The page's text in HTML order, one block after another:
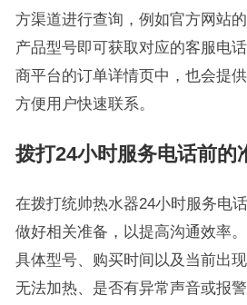
方渠道进行查询，例如官方网站
产品型号即可获取对应的客服电
商平台的订单详情页中，也会提
方便用户快速联系。
拨打24小时服务电话前的
在拨打统帅热水器24小时服务电
做好相关准备，以提高沟通效率
具体型号、购买时间以及当前出
无法加热、是否有异常声音或报